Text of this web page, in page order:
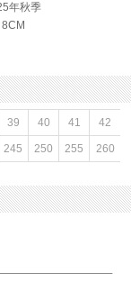
年秋季
丽珍鞋
革
25CM
39 40 41 42
245 250 255 260